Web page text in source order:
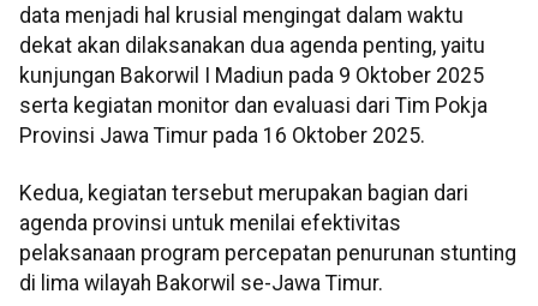
data menjadi hal krusial mengingat dalam waktu
dekat akan dilaksanakan dua agenda penting, yaitu
kunjungan Bakorwil I Madiun pada 9 Oktober 2025
serta kegiatan monitor dan evaluasi dari Tim Pokja
Provinsi Jawa Timur pada 16 Oktober 2025.
Kedua, kegiatan tersebut merupakan bagian dari
agenda provinsi untuk menilai efektivitas
pelaksanaan program percepatan penurunan stunting
di lima wilayah Bakorwil se-Jawa Timur.